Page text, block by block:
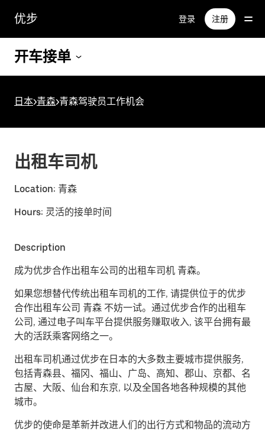
容
优步 登录 注册
开车接单
日本>青森>青森驾驶员工作机会
出租车司机
Location: 青森
Hours: 灵活的接单时间
Description
成为优步合作出租车公司的出租车司机 青森。
如果您想替代传统出租车司机的工作, 请提供位于的优步
合作出租车公司 青森 不妨一试。通过优步合作的出租车
公司, 通过电子叫车平台提供服务赚取收入, 该平台拥有最
大的活跃乘客网络之一。
出租车司机通过优步在日本的大多数主要城市提供服务,
包括青森县、福冈、福山、广岛、高知、郡山、京都、名
古屋、大阪、仙台和东京, 以及全国各地各种规模的其他
城市。
优步的使命是革新并改进人们的出行方式和物品的流动方